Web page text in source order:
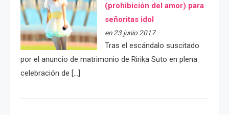
(prohibición del amor) para
señoritas idol
en 23 junio 2017
Tras el escándalo suscitado
por el anuncio de matrimonio de Ririka Suto en plena
celebración de […]